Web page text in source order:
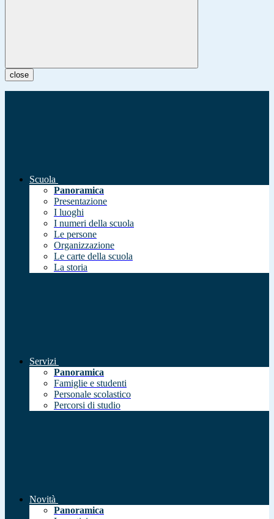
close
Scuola
Panoramica
Presentazione
I luoghi
I numeri della scuola
Le persone
Organizzazione
Le carte della scuola
La storia
Servizi
Panoramica
Famiglie e studenti
Personale scolastico
Percorsi di studio
Novità
Panoramica